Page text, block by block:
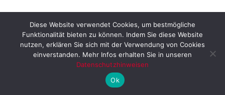
Diese Website verwendet Cookies, um bestmögliche
Funktionalität bieten zu können. Indem Sie diese Website
nutzen, erklären Sie sich mit der Verwendung von Cookies
einverstanden. Mehr Infos erhalten Sie in unseren
Datenschutzhinweisen
Ok